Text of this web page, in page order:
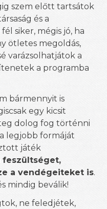
szem előtt tartsátok
és a
fél siker, mégis jó, ha
ötletes megoldás,
varázsolhatjátok a
a programba
bármennyit is
egy kicsit
dolog fog történni
legjobb formáját
játék
feszültséget,
a vendégeiteket is.
mindig beválik!
ne feledjétek,